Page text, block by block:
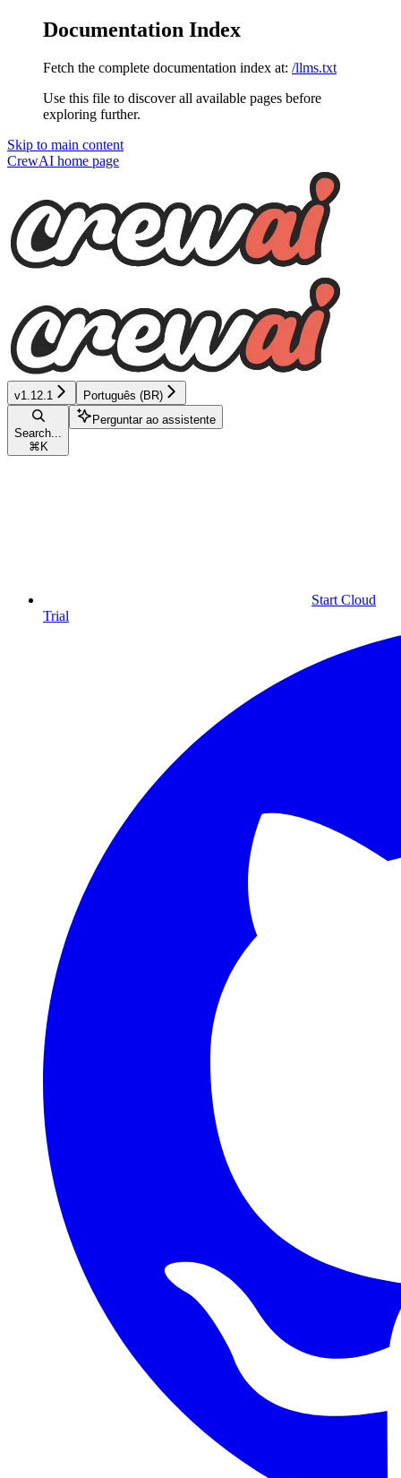
Documentation Index
Fetch the complete documentation index at: /llms.txt
Use this file to discover all available pages before
exploring further.
Skip to main content
CrewAI home page
v1.12.1 Português (BR)
Search...
⌘ K
Perguntar ao assistente
Start Cloud
Trial